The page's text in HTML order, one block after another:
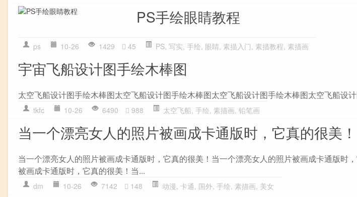
PS手绘眼睛教程
ps 10-26 1429 45 PS, 写实, 手绘, 眼睛, 素描入门, 素描教程, 素描画
宇宙飞船设计图手绘木棒图
太空飞船设计图手绘木棒图太空飞船设计图手绘木棒图太空飞船设计图手绘木棒图太空飞船设
tkfc 10-26 6490 988 太空飞船, 手绘, 素描画, 铅笔画
当一个漂亮女人的照片被画成卡通版时，它真的很美！
当一个漂亮女人的照片被画成卡通版时，它真的很美！当一个漂亮女人的照片被画成卡通版时
被画成卡通版时，它真的很美！当...
dm 10-26 7142 148 动漫, 卡通, 国外, 手绘, 素描画, 美女